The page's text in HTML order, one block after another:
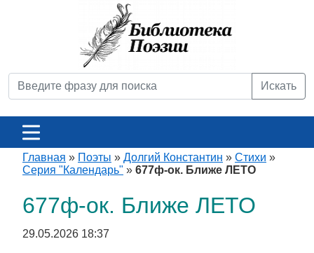
Искать
Главная » Поэты » Долгий Константин » Стихи »
Серия "Календарь" » 677ф-ок. Ближе ЛЕТО
677ф-ок. Ближе ЛЕТО
29.05.2026 18:37